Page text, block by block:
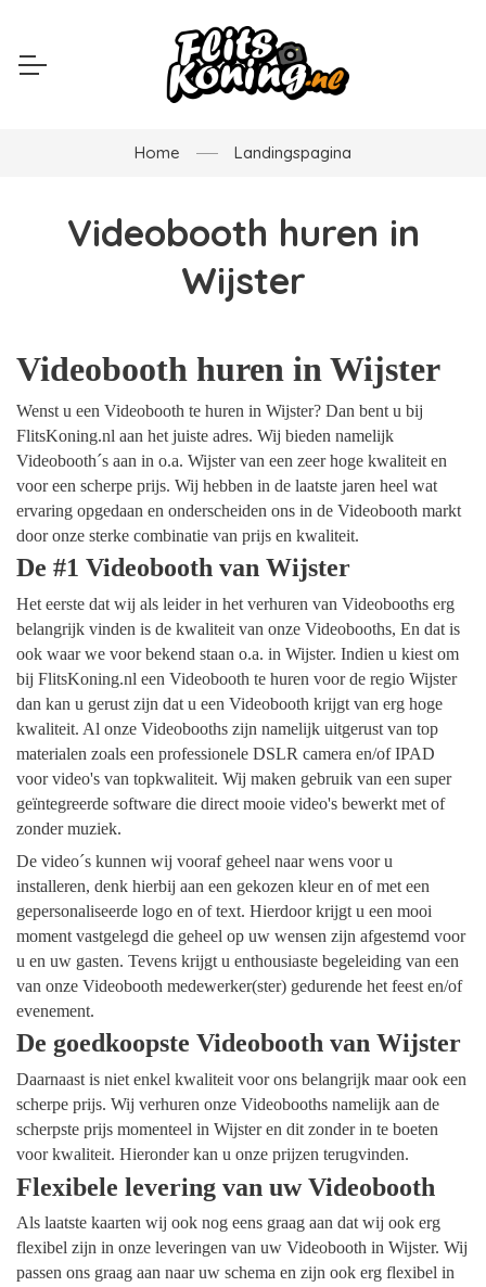
Home Landingspagina
Videobooth huren in
Wijster
Videobooth huren in Wijster
Wenst u een Videobooth te huren in Wijster? Dan bent u bij
FlitsKoning.nl aan het juiste adres. Wij bieden namelijk
Videobooth´s aan in o.a. Wijster van een zeer hoge kwaliteit en
voor een scherpe prijs. Wij hebben in de laatste jaren heel wat
ervaring opgedaan en onderscheiden ons in de Videobooth markt
door onze sterke combinatie van prijs en kwaliteit.
De #1 Videobooth van Wijster
Het eerste dat wij als leider in het verhuren van Videobooths erg
belangrijk vinden is de kwaliteit van onze Videobooths, En dat is
ook waar we voor bekend staan o.a. in Wijster. Indien u kiest om
bij FlitsKoning.nl een Videobooth te huren voor de regio Wijster
dan kan u gerust zijn dat u een Videobooth krijgt van erg hoge
kwaliteit. Al onze Videobooths zijn namelijk uitgerust van top
materialen zoals een professionele DSLR camera en/of IPAD
voor video's van topkwaliteit. Wij maken gebruik van een super
geïntegreerde software die direct mooie video's bewerkt met of
zonder muziek.
De video´s kunnen wij vooraf geheel naar wens voor u
installeren, denk hierbij aan een gekozen kleur en of met een
gepersonaliseerde logo en of text. Hierdoor krijgt u een mooi
moment vastgelegd die geheel op uw wensen zijn afgestemd voor
u en uw gasten. Tevens krijgt u enthousiaste begeleiding van een
van onze Videobooth medewerker(ster) gedurende het feest en/of
evenement.
De goedkoopste Videobooth van Wijster
Daarnaast is niet enkel kwaliteit voor ons belangrijk maar ook een
scherpe prijs. Wij verhuren onze Videobooths namelijk aan de
scherpste prijs momenteel in Wijster en dit zonder in te boeten
voor kwaliteit. Hieronder kan u onze prijzen terugvinden.
Flexibele levering van uw Videobooth
Als laatste kaarten wij ook nog eens graag aan dat wij ook erg
flexibel zijn in onze leveringen van uw Videobooth in Wijster. Wij
passen ons graag aan naar uw schema en zijn ook erg flexibel in